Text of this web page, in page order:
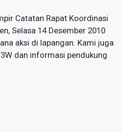
Catatan Rapat Koordinasi
Selasa 14 Desember 2010
aksi di lapangan. Kami juga
dan informasi pendukung